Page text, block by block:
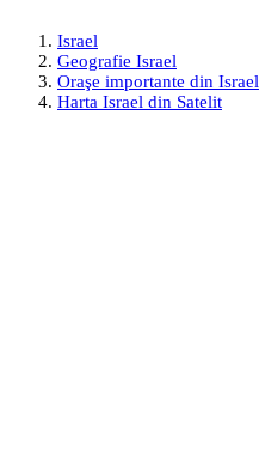
Israel
Geografie Israel
Oraşe importante din Israel
Harta Israel din Satelit